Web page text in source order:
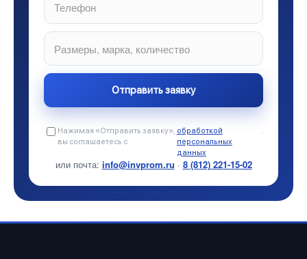
Нажимая «Отправить заявку»,
вы соглашаетесь с
обработкой
персональных
данных
.
или почта: info@invprom.ru · 8 (812) 221-15-02